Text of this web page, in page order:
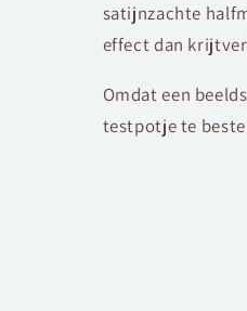
satijnzachte
effect dan
Omdat een
testpotje te